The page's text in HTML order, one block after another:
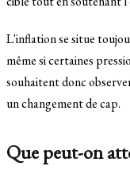
L'inflation se situe
même si certaines
souhaitent donc
un changement de cap.
Que peut-on